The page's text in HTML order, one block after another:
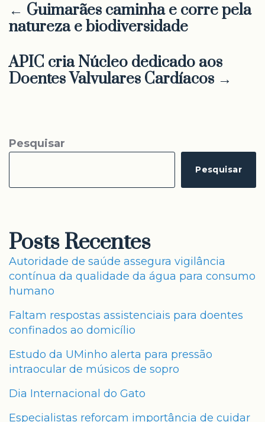
← Guimarães caminha e corre pela
natureza e biodiversidade
APIC cria Núcleo dedicado aos
Doentes Valvulares Cardíacos →
Pesquisar
Pesquisar
Posts Recentes
Autoridade de saúde assegura vigilância
contínua da qualidade da água para consumo
humano
Faltam respostas assistenciais para doentes
confinados ao domicílio
Estudo da UMinho alerta para pressão
intraocular de músicos de sopro
Dia Internacional do Gato
Especialistas reforçam importância de cuidar